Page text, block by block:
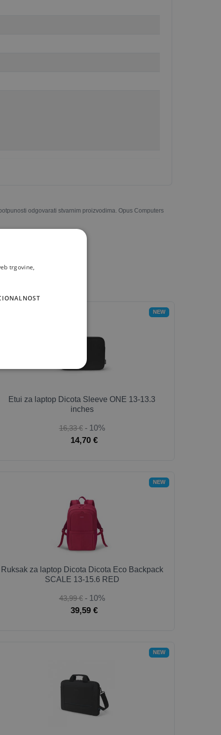
odgovarati stvarnim proizvodima. Opus Computers
NEW
Etui za laptop Dicota Sleeve ONE 13-13.3
inches
16,33 € - 10%
14,70 €
NEW
Ruksak za laptop Dicota Dicota Eco Backpack
SCALE 13-15.6 RED
43,99 € - 10%
39,59 €
NEW
trgovine,